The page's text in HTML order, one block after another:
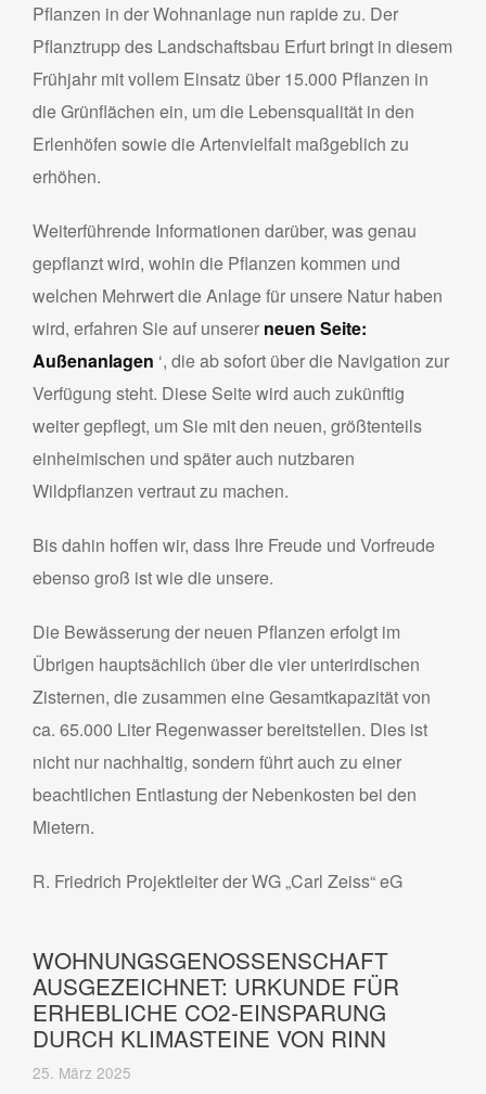
Pflanzen in der Wohnanlage nun rapide zu. Der
Pflanztrupp des Landschaftsbau Erfurt bringt in diesem
Frühjahr mit vollem Einsatz über 15.000 Pflanzen in
die Grünflächen ein, um die Lebensqualität in den
Erlenhöfen sowie die Artenvielfalt maßgeblich zu
erhöhen.
Weiterführende Informationen darüber, was genau
gepflanzt wird, wohin die Pflanzen kommen und
welchen Mehrwert die Anlage für unsere Natur haben
wird, erfahren Sie auf unserer neuen Seite:
Außenanlagen ‘, die ab sofort über die Navigation zur
Verfügung steht. Diese Seite wird auch zukünftig
weiter gepflegt, um Sie mit den neuen, größtenteils
einheimischen und später auch nutzbaren
Wildpflanzen vertraut zu machen.
Bis dahin hoffen wir, dass Ihre Freude und Vorfreude
ebenso groß ist wie die unsere.
Die Bewässerung der neuen Pflanzen erfolgt im
Übrigen hauptsächlich über die vier unterirdischen
Zisternen, die zusammen eine Gesamtkapazität von
ca. 65.000 Liter Regenwasser bereitstellen. Dies ist
nicht nur nachhaltig, sondern führt auch zu einer
beachtlichen Entlastung der Nebenkosten bei den
Mietern.
R. Friedrich Projektleiter der WG „Carl Zeiss“ eG
WOHNUNGSGENOSSENSCHAFT
AUSGEZEICHNET: URKUNDE FÜR
ERHEBLICHE CO2-EINSPARUNG
DURCH KLIMASTEINE VON RINN
25. März 2025